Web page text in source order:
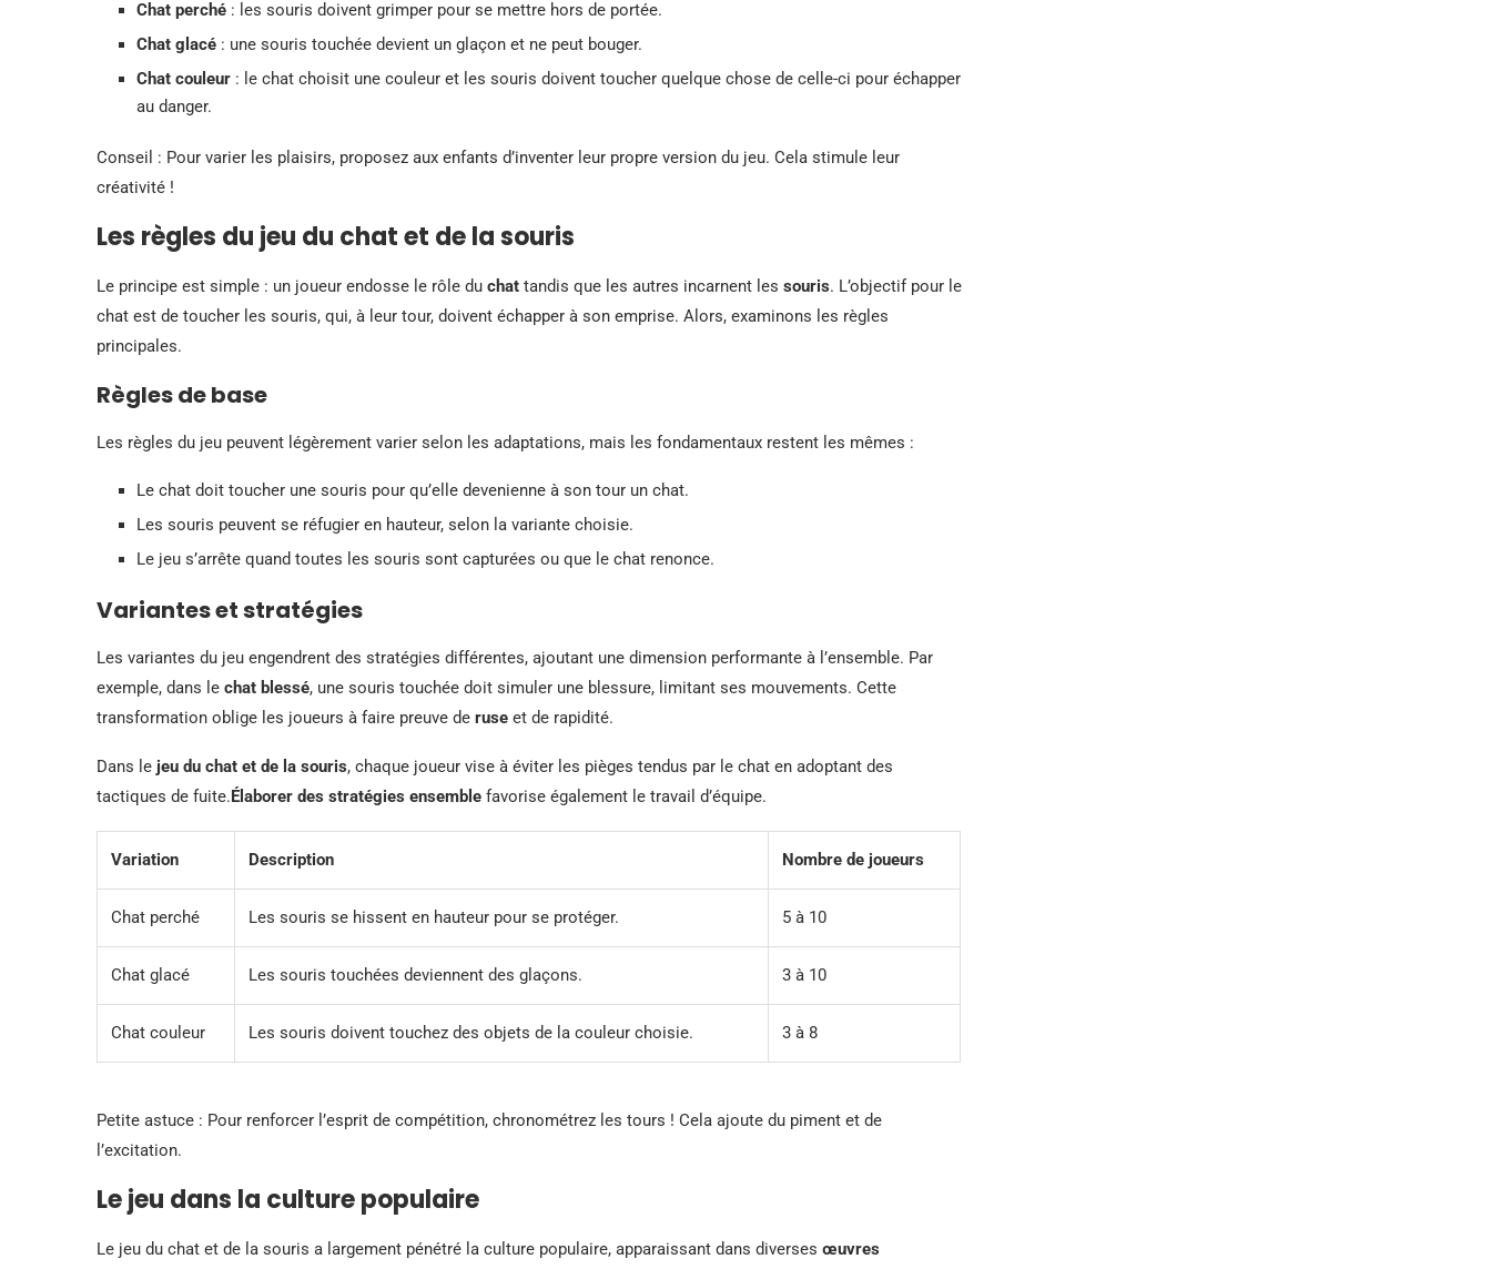
Chat perché : les souris doivent grimper pour se mettre hors de portée.
Chat glacé : une souris touchée devient un glaçon et ne peut bouger.
Chat couleur : le chat choisit une couleur et les souris doivent toucher quelque chose de celle-ci pour échapper
au danger.
Conseil : Pour varier les plaisirs, proposez aux enfants d’inventer leur propre version du jeu. Cela stimule leur
créativité !
Les règles du jeu du chat et de la souris
Le principe est simple : un joueur endosse le rôle du chat tandis que les autres incarnent les souris. L’objectif pour le
chat est de toucher les souris, qui, à leur tour, doivent échapper à son emprise. Alors, examinons les règles
principales.
Règles de base
Les règles du jeu peuvent légèrement varier selon les adaptations, mais les fondamentaux restent les mêmes :
Le chat doit toucher une souris pour qu’elle devenienne à son tour un chat.
Les souris peuvent se réfugier en hauteur, selon la variante choisie.
Le jeu s’arrête quand toutes les souris sont capturées ou que le chat renonce.
Variantes et stratégies
Les variantes du jeu engendrent des stratégies différentes, ajoutant une dimension performante à l’ensemble. Par
exemple, dans le chat blessé, une souris touchée doit simuler une blessure, limitant ses mouvements. Cette
transformation oblige les joueurs à faire preuve de ruse et de rapidité.
Dans le jeu du chat et de la souris, chaque joueur vise à éviter les pièges tendus par le chat en adoptant des
tactiques de fuite.Élaborer des stratégies ensemble favorise également le travail d’équipe.
Variation Description Nombre de joueurs
Chat perché Les souris se hissent en hauteur pour se protéger. 5 à 10
Chat glacé Les souris touchées deviennent des glaçons. 3 à 10
Chat couleur Les souris doivent touchez des objets de la couleur choisie. 3 à 8
Petite astuce : Pour renforcer l’esprit de compétition, chronométrez les tours ! Cela ajoute du piment et de
l’excitation.
Le jeu dans la culture populaire
Le jeu du chat et de la souris a largement pénétré la culture populaire, apparaissant dans diverses œuvres